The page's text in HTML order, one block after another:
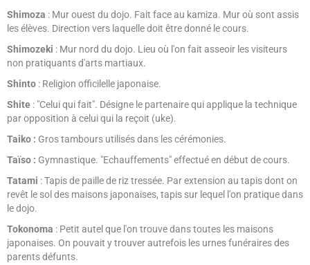
Shimoza : Mur ouest du dojo. Fait face au kamiza. Mur où sont assis
les élèves. Direction vers laquelle doit être donné le cours.
Shimozeki : Mur nord du dojo. Lieu où l'on fait asseoir les visiteurs
non pratiquants d'arts martiaux.
Shinto : Religion officilelle japonaise.
Shite : "Celui qui fait". Désigne le partenaire qui applique la technique
par opposition à celui qui la reçoit (uke).
Taiko : Gros tambours utilisés dans les cérémonies.
Taïso : Gymnastique. "Echauffements" effectué en début de cours.
Tatami : Tapis de paille de riz tressée. Par extension au tapis dont on
revêt le sol des maisons japonaises, tapis sur lequel l'on pratique dans
le dojo.
Tokonoma : Petit autel que l'on trouve dans toutes les maisons
japonaises. On pouvait y trouver autrefois les urnes funéraires des
parents défunts.